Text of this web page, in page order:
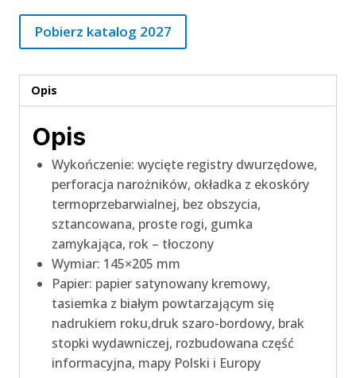
Pobierz katalog 2027
Opis
Opis
Wykończenie: wycięte registry dwurzędowe,
perforacja narożników, okładka z ekoskóry
termoprzebarwialnej, bez obszycia,
sztancowana, proste rogi, gumka
zamykająca, rok – tłoczony
Wymiar: 145×205 mm
Papier: papier satynowany kremowy,
tasiemka z białym powtarzającym się
nadrukiem roku,druk szaro-bordowy, brak
stopki wydawniczej, rozbudowana część
informacyjna, mapy Polski i Europy